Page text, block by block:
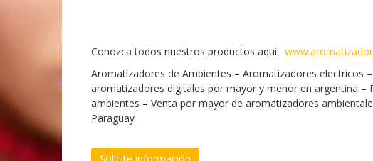
Conozca todos nuestros productos aqui:
Aromatizadores de Ambientes – Aromatizadores electricos
aromatizadores digitales por mayor y menor en argentina –
ambientes – Venta por mayor de aromatizadores
Paraguay